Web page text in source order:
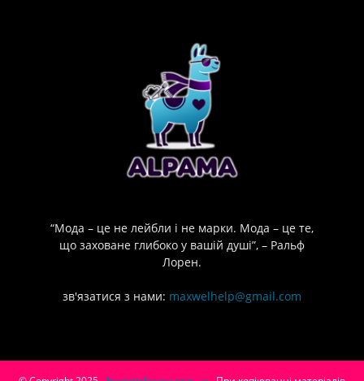
“Мода – це не лейбли і не марки. Мода – це те,
що заховане глибоко у вашій душі”, – Ральф
Лорен.
зв'язатися з нами: maxwelhelp@gmail.com